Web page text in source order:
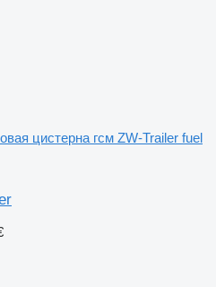
цистерна гсм ZW-Trailer fuel